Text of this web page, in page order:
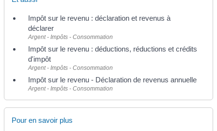
Impôt sur le revenu : déclaration et revenus à
déclarer
Argent - Impôts - Consommation
Impôt sur le revenu : déductions, réductions et crédits
d'impôt
Argent - Impôts - Consommation
Impôt sur le revenu - Déclaration de revenus annuelle
Argent - Impôts - Consommation
Pour en savoir plus